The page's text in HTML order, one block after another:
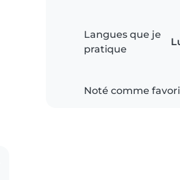
Langues que je
pratique
Noté comme